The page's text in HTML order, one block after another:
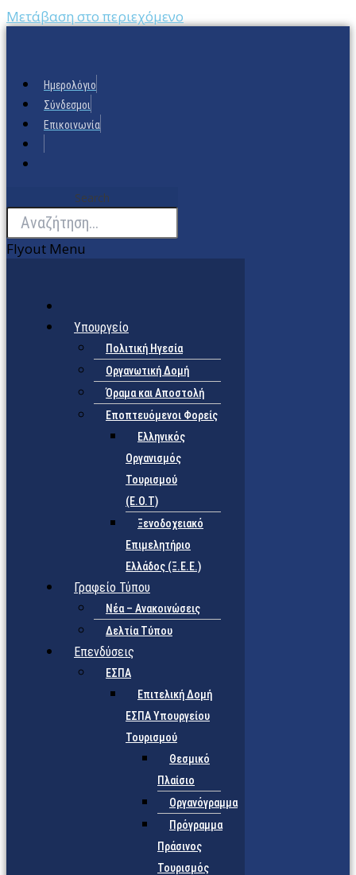
Μετάβαση στο περιεχόμενο
Ημερολόγιο
Σύνδεσμοι
Επικοινωνία
Search
Flyout Menu
Υπουργείο
Πολιτική Ηγεσία
Οργανωτική Δομή
Όραμα και Αποστολή
Εποπτευόμενοι Φορείς
Eλληνικός
Οργανισμός
Τουρισμού
(Ε.Ο.Τ)
Ξενοδοχειακό
Επιμελητήριο
Ελλάδος (Ξ.Ε.Ε.)
Γραφείο Τύπου
Νέα – Ανακοινώσεις
Δελτία Τύπου
Επενδύσεις
ΕΣΠΑ
Επιτελική Δομή
ΕΣΠΑ Υπουργείου
Τουρισμού
Θεσμικό
Πλαίσιο
Οργανόγραμμα
Πρόγραμμα
Πράσινος
Τουρισμός